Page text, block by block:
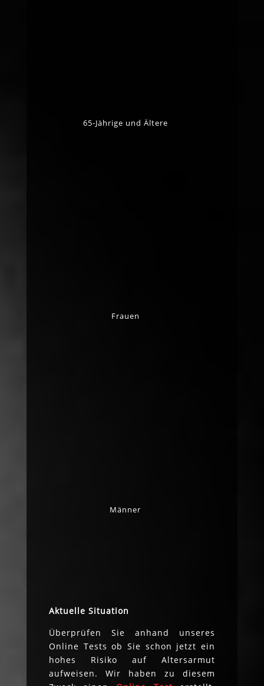
65-Jährige und Ältere
Frauen
Männer
Aktuelle Situation
Überprüfen Sie anhand unseres
Online Tests ob Sie schon jetzt ein
hohes Risiko auf Altersarmut
aufweisen. Wir haben zu diesem